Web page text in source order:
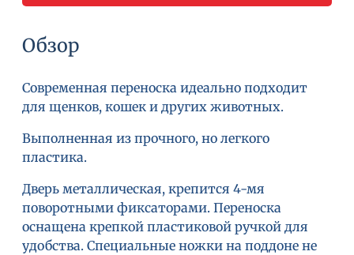
Обзор
Современная переноска идеально подходит
для щенков, кошек и других животных.
Выполненная из прочного, но легкого
пластика.
Дверь металлическая, крепится 4-мя
поворотными фиксаторами. Переноска
оснащена крепкой пластиковой ручкой для
удобства. Специальные ножки на поддоне не